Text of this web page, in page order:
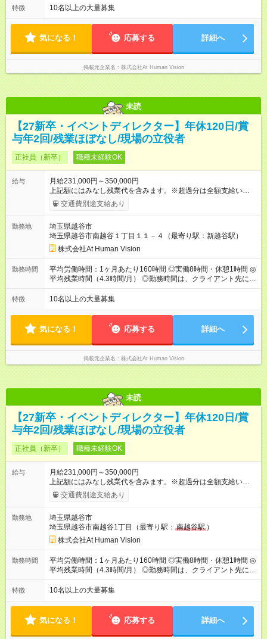
（⽉給34～45万円）→課⻑（⽉給36～48万円）→部⻑（⽉給40
～58万円） 【試用期間】試用期間あり 試用期間の長さ：6ヶ月
※ 雇用形態と給与に、本採用時と異なる部分があります。 雇用
形態：本採用時と同じです。 給与：月給 211,000円 ～ 330,000
円 上記額にはみなし残業代を含みます。※超過分は全額支給い
たします。 みなし残業代 22,000円 ～ 34,000円／月 みなし残業
20:00 平均労働時間：1ヶ月あたり160時間 ◎実働8時間・休憩1
先に より異なります。 ※＜シフト例＞ 10:00～19:00／11:00
～20:00
特徴 10名以上の大量募集
気になる！ 応募する 詳細へ
掲載元企業名 株式会社At Human Vision
未読
【27新卒・イベントディレクター】年休120日/賞
与年2回/残業ほぼなし/現場の立役者
正社員（新卒） 職種未経験OK
給与
月給231,000円～350,000円
上記額にはみなし残業代を含みます。※超過分は全額支給いたし
ます。 みなし残業代 24,000円 ～ 37,000円／月 みなし残業時
間 15時間／月 【給与】 月給： 大卒・院卒 ：243，000
（固定残業代 24，000円） 賞与：年２回 （業績連動型） 昇
給：年２回（3月、9月) 試用期間：6ヶ月 ※上記額にはみなし残
業代（月15時間分）が含まれた 金額になります。超過分は追加
で全額支給。 【頑張りを給与・キャリアに還元します】 年に2
回⼈事評価があり等級が決まります。 等級に合わせた給与設定
のため、若い内からでも頑張り次第で給与アップが叶います。
（⽉給34～45万円）→課⻑（⽉給36～48万円）→部⻑（⽉給40
～58万円） 【試用期間】試用期間あり 試用期間の長さ：6ヶ月
※ 雇用形態と給与に、本採用時と異なる部分があります。 雇用
形態：本採用時と同じです。 給与：月給 211,000円 ～ 330,000
円 上記額にはみなし残業代を含みます。※超過分は全額支給い
たします。 みなし残業代 22,000円 ～ 34,000円／月 みなし残業
交通費別途支給あり
勤務地
埼玉県越谷市
埼玉県越谷市南越谷１丁目１１－４（最寄り駅：新越谷駅）
株式会社At Human Vision
勤務時間
平均労働時間：1ヶ月あたり160時間 ◎実働8時間・休憩1時間 ◎
平均残業時間（4.3時間/月） ◎勤務時間は、クライアント先に
より異なります。 ※＜シフト例＞ 10:00～19:00／11:00～
20:00 平均労働時間：1ヶ月あたり160時間 ◎実働8時間・休憩1
先に より異なります。 ※＜シフト例＞ 10:00～19:00／11:00
～20:00
特徴 10名以上の大量募集
気になる！ 応募する 詳細へ
掲載元企業名 株式会社At Human Vision
未読
【27新卒・イベントディレクター】年休120日/賞
与年2回/残業ほぼなし/現場の立役者
正社員（新卒） 職種未経験OK
給与
月給231,000円～350,000円
上記額にはみなし残業代を含みます。※超過分は全額支給いたし
ます。 みなし残業代 24,000円 ～ 37,000円／月 みなし残業時
間 15時間／月 【給与】 月給： 大卒・院卒 ：243，000
（固定残業代 24，000円） 賞与：年２回 （業績連動型） 昇
給：年２回（3月、9月) 試用期間：6ヶ月 ※上記額にはみなし残
業代（月15時間分）が含まれた 金額になります。超過分は追加
で全額支給。 【頑張りを給与・キャリアに還元します】 年に2
回⼈事評価があり等級が決まります。 等級に合わせた給与設定
のため、若い内からでも頑張り次第で給与アップが叶います。
（⽉給34～45万円）→課⻑（⽉給36～48万円）→部⻑（⽉給40
～58万円） 【試用期間】試用期間あり 試用期間の長さ：6ヶ月
※ 雇用形態と給与に、本採用時と異なる部分があります。 雇用
形態：本採用時と同じです。 給与：月給 211,000円 ～ 330,000
円 上記額にはみなし残業代を含みます。※超過分は全額支給い
たします。 みなし残業代 22,000円 ～ 34,000円／月 みなし残業
交通費別途支給あり
勤務地
埼玉県越谷市
埼玉県越谷市南越谷1丁目（最寄り駅： 南越谷駅 ）
株式会社At Human Vision
勤務時間
平均労働時間：1ヶ月あたり160時間 ◎実働8時間・休憩1時間 ◎
平均残業時間（4.3時間/月） ◎勤務時間は、クライアント先に
より異なります。 ※＜シフト例＞ 10:00～19:00／11:00～
20:00 平均労働時間：1ヶ月あたり160時間 ◎実働8時間・休憩1
先に より異なります。 ※＜シフト例＞ 10:00～19:00／11:00
～20:00
特徴 10名以上の大量募集
気になる！ 応募する 詳細へ